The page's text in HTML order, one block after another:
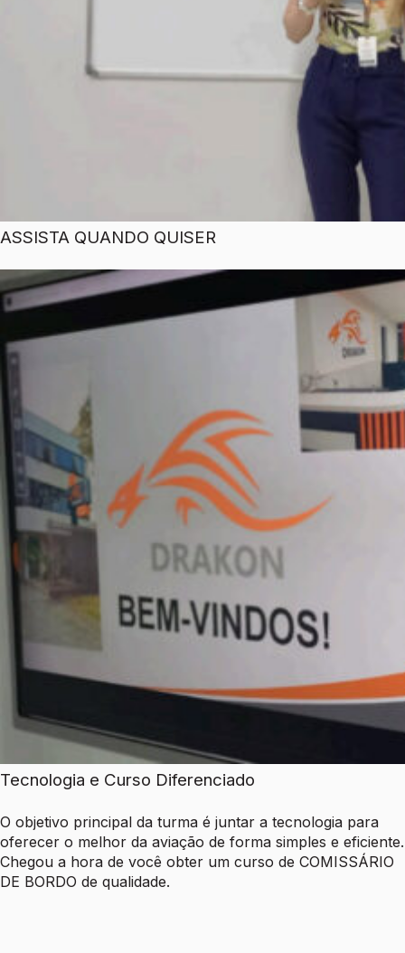
ASSISTA QUANDO QUISER
Tecnologia e Curso Diferenciado
O objetivo principal da turma é juntar a tecnologia para
oferecer o melhor da aviação de forma simples e eficiente.
Chegou a hora de você obter um curso de COMISSÁRIO
DE BORDO de qualidade.